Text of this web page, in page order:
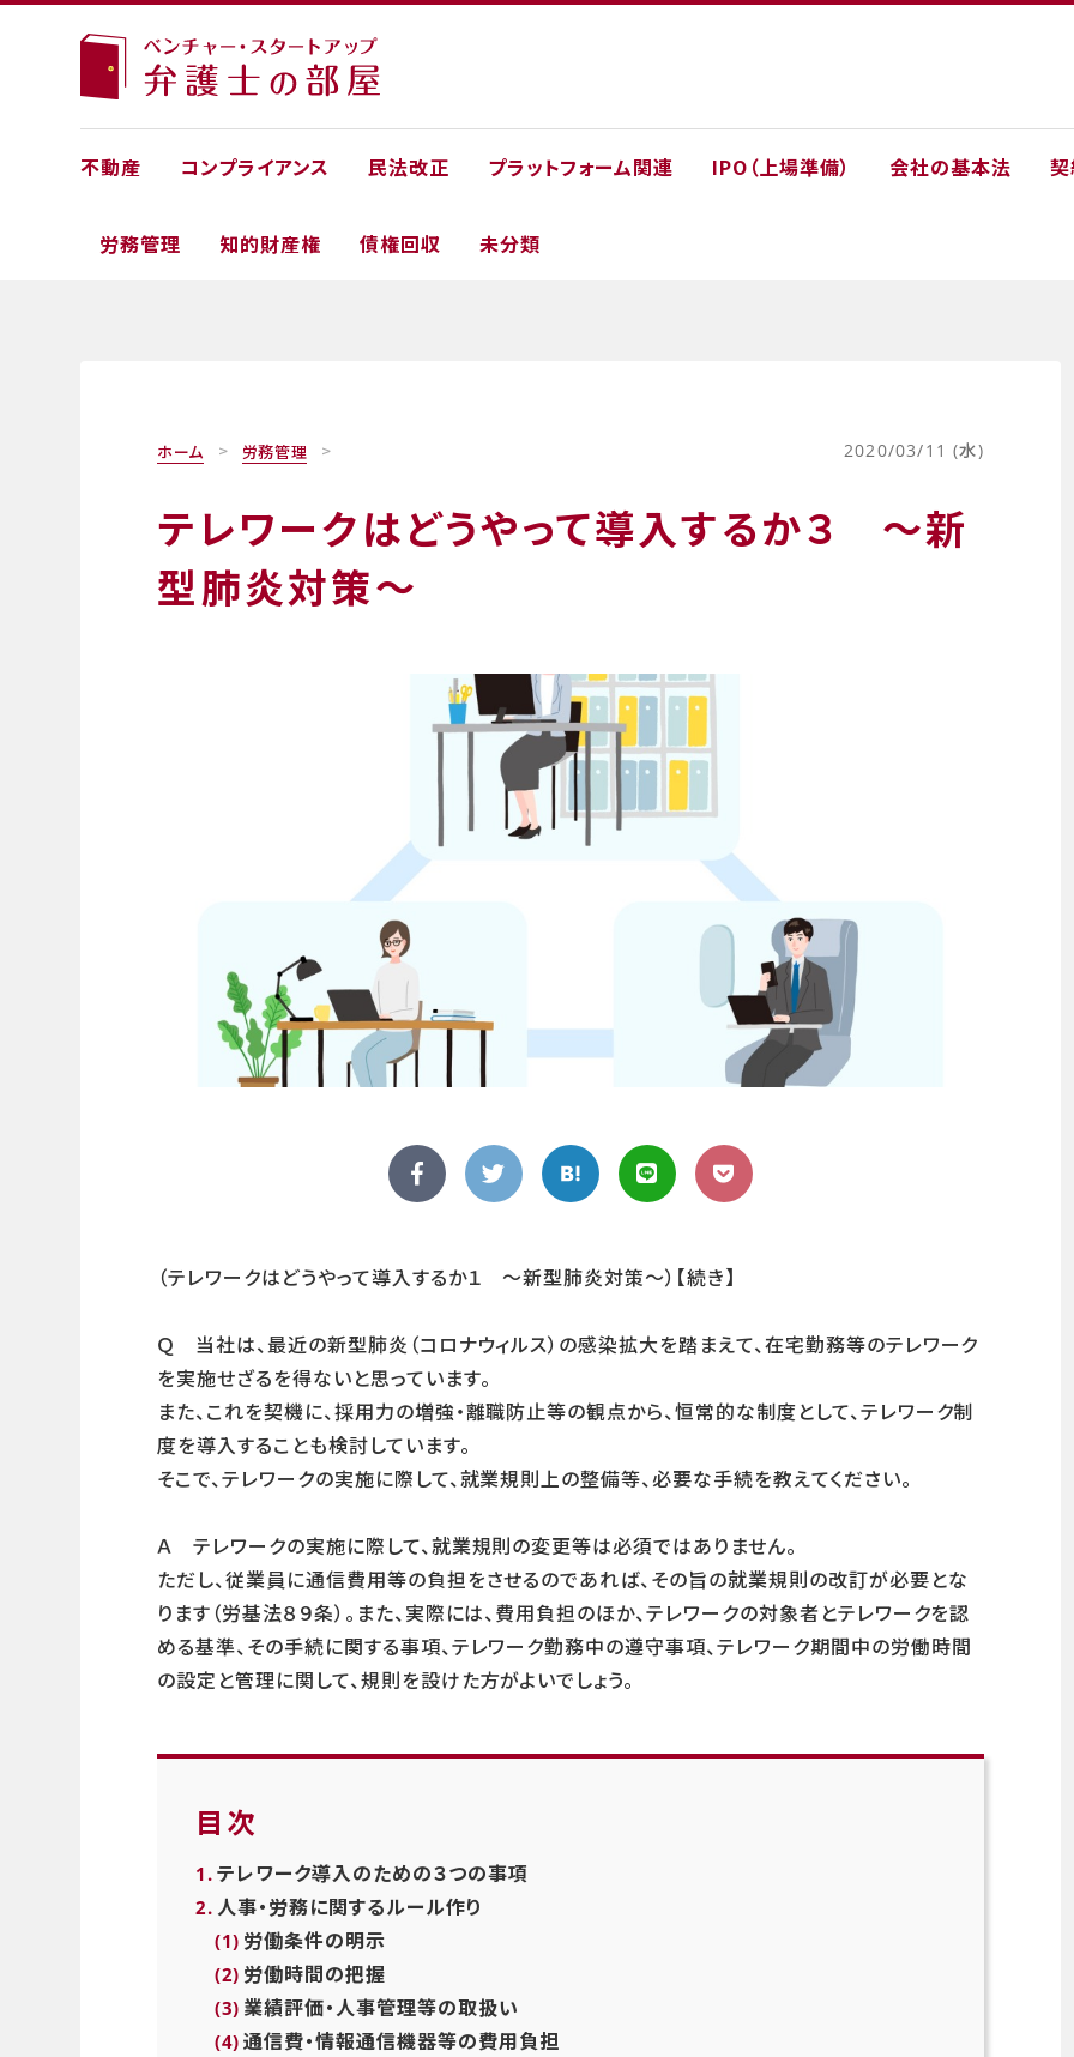
不動産 コンプライアンス 民法改正 プラットフォーム関連 IPO（上場準備） 会社の基本法 契
労務管理 知的財産権 債権回収 未分類
ホーム 労務管理 2020/03/11 (水)
テレワークはどうやって導入するか３ ～新
型肺炎対策～
（テレワークはどうやって導入するか１ ～新型肺炎対策～）【続き】
Ｑ 当社は、最近の新型肺炎（コロナウィルス）の感染拡大を踏まえて、在宅勤務等のテレワーク
を実施せざるを得ないと思っています。
また、これを契機に、採用力の増強・離職防止等の観点から、恒常的な制度として、テレワーク制
度を導入することも検討しています。
そこで、テレワークの実施に際して、就業規則上の整備等、必要な手続を教えてください。
Ａ テレワークの実施に際して、就業規則の変更等は必須ではありません。
ただし、従業員に通信費用等の負担をさせるのであれば、その旨の就業規則の改訂が必要とな
ります（労基法８９条）。また、実際には、費用負担のほか、テレワークの対象者とテレワークを認
める基準、その手続に関する事項、テレワーク勤務中の遵守事項、テレワーク期間中の労働時間
の設定と管理に関して、規則を設けた方がよいでしょう。
目次
テレワーク導入のための３つの事項
人事・労務に関するルール作り
労働条件の明示
労働時間の把握
業績評価・人事管理等の取扱い
通信費・情報通信機器等の費用負担